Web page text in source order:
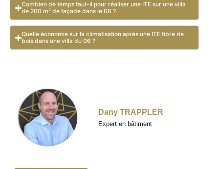
Combien de temps faut-il pour réaliser une ITE sur une villa
de 200 m² de façade dans le 06 ?
Quelle économie sur la climatisation après une ITE fibre de
bois dans une villa du 06 ?
Dany TRAPPLER
Expert en bâtiment